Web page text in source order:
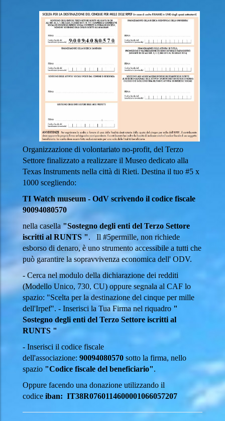
Organizzazione di volontariato no-profit, del Terzo
Settore finalizzato a realizzare il Museo dedicato alla
Texas Instruments nella città di Rieti. Destina il tuo #5 x
1000 scegliendo:
TI Watch museum - OdV scrivendo il codice fiscale
90094080570
nella casella "Sostegno degli enti del Terzo Settore
iscritti al RUNTS ". Il #5permille, non richiede
esborso di denaro, è uno strumento accessibile a tutti che
può garantire la sopravvivenza economica dell' ODV.
- Cerca nel modulo della dichiarazione dei redditi
(Modello Unico, 730, CU) oppure segnala al CAF lo
spazio: "Scelta per la destinazione del cinque per mille
dell'Irpef". - Inserisci la Tua Firma nel riquadro "
Sostegno degli enti del Terzo Settore iscritti al
RUNTS "
- Inserisci il codice fiscale
dell'associazione: 90094080570 sotto la firma, nello
spazio "Codice fiscale del beneficiario".
Oppure facendo una donazione utilizzando il
codice iban: IT38R0760114600001066057207